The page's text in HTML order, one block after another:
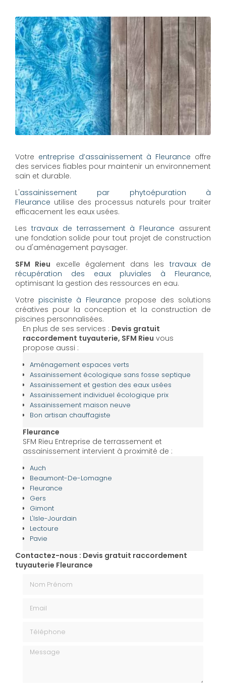
Votre entreprise d’assainissement à Fleurance offre
des services fiables pour maintenir un environnement
sain et durable.
L'assainissement par phytoépuration à
Fleurance utilise des processus naturels pour traiter
efficacement les eaux usées.
Les travaux de terrassement à Fleurance assurent
une fondation solide pour tout projet de construction
ou d'aménagement paysager.
SFM Rieu excelle également dans les travaux de
récupération des eaux pluviales à Fleurance,
optimisant la gestion des ressources en eau.
Votre pisciniste à Fleurance propose des solutions
créatives pour la conception et la construction de
piscines personnalisées.
En plus de ses services : Devis gratuit
raccordement tuyauterie, SFM Rieu vous
propose aussi :
Aménagement espaces verts
Assainissement écologique sans fosse septique
Assainissement et gestion des eaux usées
Assainissement individuel écologique prix
Assainissement maison neuve
Bon artisan chauffagiste
Fleurance
SFM Rieu Entreprise de terrassement et
assainissement intervient à proximité de :
Auch
Beaumont-De-Lomagne
Fleurance
Gers
Gimont
L'Isle-Jourdain
Lectoure
Pavie
Contactez-nous : Devis gratuit raccordement
tuyauterie Fleurance
Message